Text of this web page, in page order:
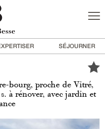
SÉJOURNER
bourg, proche de Vitré,
à rénover, avec jardin et